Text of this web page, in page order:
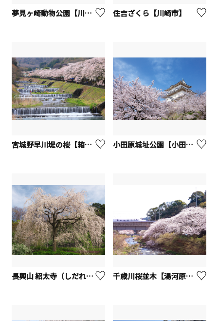
夢見ヶ崎動物公園【川崎市】 住吉ざくら【川崎市】
宮城野早川堤の桜【箱根町】 小田原城址公園【小田原市】
長興山 紹太寺（しだれ桜）【小田原市】 千歳川桜並木【湯河原町】